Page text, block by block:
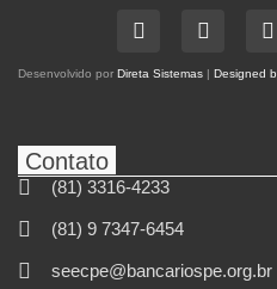
Desenvolvido por Direta Sistemas | Designed
Contato
(81) 3316-4233
(81) 9 7347-6454
seecpe@bancariospe.org.br